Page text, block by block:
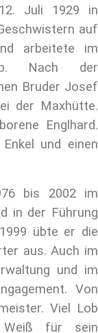
Juli 1929 in
auf
arbeitete im
Nach der
Bruder Josef
der Maxhütte.
Englhard.
und einen
bis 2002 im
in der Führung
übte er die
aus. Auch im
und im
Von
Viel Lob
Weiß für sein